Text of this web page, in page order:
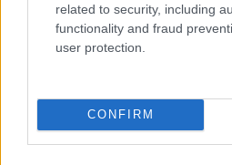
related to security, including
functionality and fraud
user protection.
CONFIRM
NOUBI
Estos jugadores son baja: